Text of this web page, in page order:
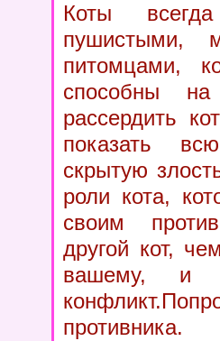
Коты
пушистыми,
питомцами,
способны
рассердить
показать
скрытую
роли кота,
своим
другой кот,
вашему, и
противника.